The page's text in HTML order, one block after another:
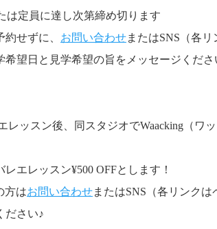
は定員に達し次第締め切ります
せずに、 お問い合わせまたはSNS（各
希望日と見学希望の旨をメッセージくださ
レッスン後、同スタジオでWaacking（ワ
エレッスン¥500 OFFとします！
方はお問い合わせまたはSNS（各リンク
ださい♪